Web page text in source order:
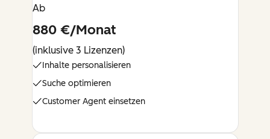
Ab
880 €/Monat
(inklusive 3 Lizenzen)
Inhalte personalisieren
Suche optimieren
Customer Agent einsetzen